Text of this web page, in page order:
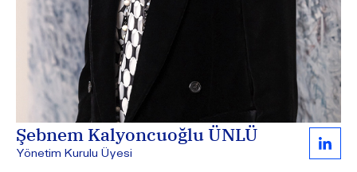
Şebnem Kalyoncuoğlu ÜNLÜ
Yönetim Kurulu Üyesi